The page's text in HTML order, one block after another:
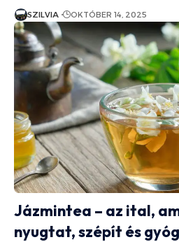
SZILVIA OKTÓBER 14, 2025
Jázmintea – az ital,
nyugtat, szépít és